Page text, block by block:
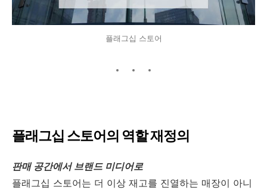
플래그십 스토어
플래그십 스토어의 역할 재정의
판매 공간에서 브랜드 미디어로
플래그십 스토어는 더 이상 재고를 진열하는 매장이 아니